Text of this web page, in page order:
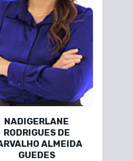
NADIGERLANE
RODRIGUES DE
ALMEIDA
GUEDES